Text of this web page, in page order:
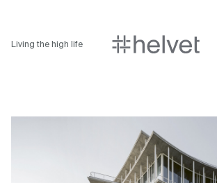
Living the high life